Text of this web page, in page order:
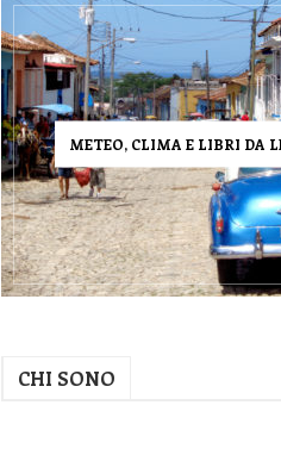
METEO, CLIMA E LIBRI DA
CHI SONO